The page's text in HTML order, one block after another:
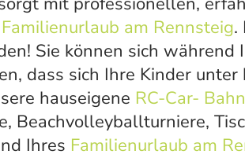
Familienurlaub am Rennsteig.
Sie können sich während
dass sich Ihre Kinder
hauseigene RC-Car-
Beachvolleyballturniere,
Ihres Familienurlaub am